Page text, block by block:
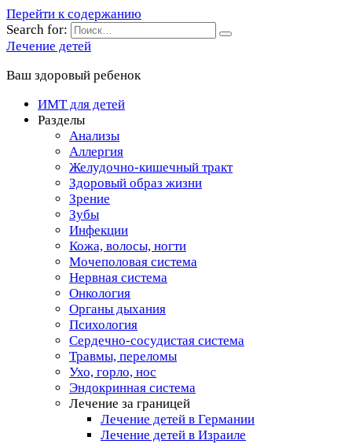
Перейти к содержанию
Search for:
Лечение детей
Ваш здоровый ребенок
ИМТ для детей
Разделы
Анализы
Аллергия
Желудочно-кишечный тракт
Здоровый образ жизни
Зрение
Зубы
Инфекции
Кожа, волосы, ногти
Мочеполовая система
Нервная система
Онкология
Органы дыхания
Психология
Сердечно-сосудистая система
Травмы, переломы
Ухо, горло, нос
Эндокринная система
Лечение за границей
Лечение детей в Германии
Лечение детей в Израиле